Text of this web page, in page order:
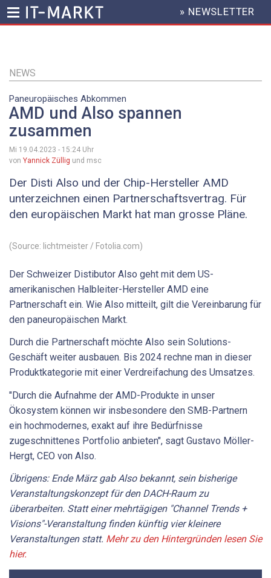
Inhalt
HEADER
MENU
» NEWSLETTER
NEWS
Paneuropäisches Abkommen
AMD und Also spannen
zusammen
Mi 19.04.2023 - 15:24 Uhr
von Yannick Züllig und msc
Der Disti Also und der Chip-Hersteller AMD
unterzeichnen einen Partnerschaftsvertrag. Für
den europäischen Markt hat man grosse Pläne.
(Source: lichtmeister / Fotolia.com)
Der Schweizer Distibutor Also geht mit dem US-
amerikanischen Halbleiter-Hersteller AMD eine
Partnerschaft ein. Wie Also mitteilt, gilt die Vereinbarung für
den paneuropäischen Markt.
Durch die Partnerschaft möchte Also sein Solutions-
Geschäft weiter ausbauen. Bis 2024 rechne man in dieser
Produktkategorie mit einer Verdreifachung des Umsatzes.
"Durch die Aufnahme der AMD-Produkte in unser
Ökosystem können wir insbesondere den SMB-Partnern
ein hochmodernes, exakt auf ihre Bedürfnisse
zugeschnittenes Portfolio anbieten", sagt Gustavo Möller-
Hergt, CEO von Also.
Übrigens: Ende März gab Also bekannt, sein bisherige
Veranstaltungskonzept für den DACH-Raum zu
überarbeiten. Statt einer mehrtägigen "Channel Trends +
Visions"-Veranstaltung finden künftig vier kleinere
Veranstaltungen statt. Mehr zu den Hintergründen lesen Sie
hier.